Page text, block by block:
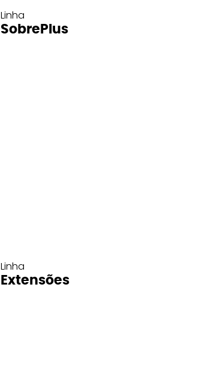
Linha
SobrePlus
Linha
Extensões